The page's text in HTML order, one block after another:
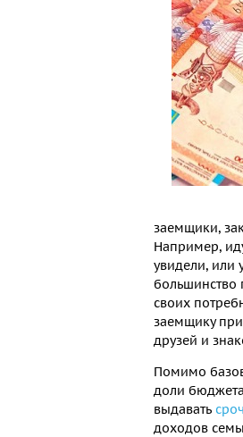
заемщики,
Например,
увидели, или
большинство
своих
заемщику
друзей и
Помимо
доли
выдавать
доходов